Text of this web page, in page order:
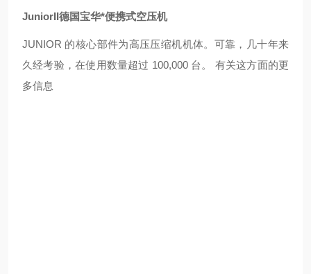
JuniorII德国宝华*便携式空压机
JUNIOR 的核心部件为高压压缩机机体。可靠，几十年来
久经考验，在使用数量超过 100,000 台。 有关这方面的更
多信息